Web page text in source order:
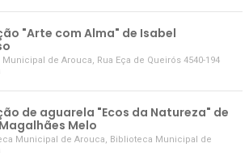
"Arte com Alma" de Isabel
Municipal de Arouca, Rua Eça de Queirós 4540-194
de aguarela "Ecos da Natureza" de
Melo
Municipal de Arouca, Biblioteca Municipal de